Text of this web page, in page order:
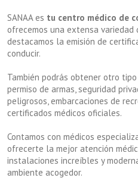
SANAA es tu centro médico de
ofrecemos una extensa variedad
destacamos la emisión de
conducir.
También podrás obtener otro
permiso de armas, seguridad
peligrosos, embarcaciones de
certificados médicos oficiales.
Contamos con médicos
ofrecerte la mejor atención
instalaciones increíbles y
ambiente acogedor.